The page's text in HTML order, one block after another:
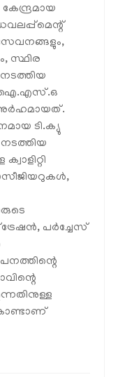
സ്ഥിര
ഐ.എസ്.ഒ
അർഹമായത്.
ടി.ക്യു
പർച്ചേസ്